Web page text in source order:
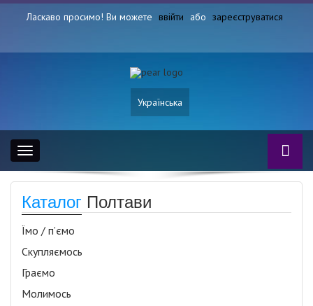
Ласкаво просимо! Ви можете ввійти або зареєструватися
Українська
Toggle
navigation
Каталог Полтави
Їмо / п’ємо
Скупляємось
Граємо
Молимось